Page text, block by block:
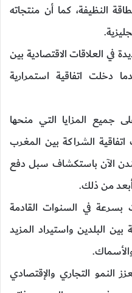
النظيفة، كما أن منتجاته
حقبة جديدة في العلاقات الاقتصادية بين
دخلت اتفاقية استمرارية
جميع المزايا التي منحها
الشراكة بين المغرب
ولندن الآن باستكشاف سبل دفع
أبعد من ذلك.
بسرعة في السنوات القادمة
البلدين واستيراد المزيد
النمو التجاري والإقتصادي